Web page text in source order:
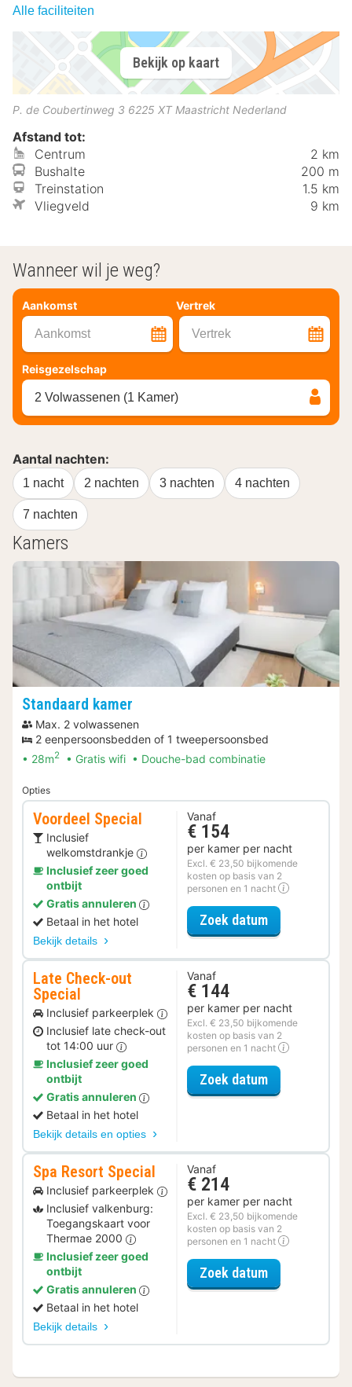
Alle faciliteiten
Bekijk op kaart
P. de Coubertinweg 3 6225 XT Maastricht Nederland
Afstand tot:
Centrum
2 km
Bushalte
200 m
Treinstation
1.5 km
Vliegveld
9 km
Wanneer wil je weg?
Aankomst Vertrek
Aankomst Vertrek
Reisgezelschap
2 Volwassenen (1 Kamer)
Aantal nachten:
1 nacht 2 nachten 3 nachten 4 nachten
7 nachten
Kamers
Standaard kamer
Max. 2 volwassenen
2 eenpersoonsbedden of 1 tweepersoonsbed
28m2 Gratis wifi Douche-bad combinatie
Opties
Voordeel Special
Inclusief
welkomstdrankje
Inclusief zeer goed
ontbijt
Gratis annuleren
Betaal in het hotel
Bekijk details
Vanaf
€ 154
per kamer per nacht
Excl. € 23,50 bijkomende
kosten op basis van 2
personen en 1 nacht
Zoek datumvoor Voordeel
Late Check-out
Special
Inclusief parkeerplek
Inclusief late check-out
tot 14:00 uur
Inclusief zeer goed
ontbijt
Gratis annuleren
Betaal in het hotel
Bekijk details en opties
Vanaf
€ 144
per kamer per nacht
Excl. € 23,50 bijkomende
kosten op basis van 2
personen en 1 nacht
Zoek datumvoor Late
Spa Resort Special
Inclusief parkeerplek
Inclusief valkenburg:
Toegangskaart voor
Thermae 2000
Inclusief zeer goed
ontbijt
Gratis annuleren
Betaal in het hotel
Bekijk details
Vanaf
€ 214
per kamer per nacht
Excl. € 23,50 bijkomende
kosten op basis van 2
personen en 1 nacht
Zoek datumvoor Spa